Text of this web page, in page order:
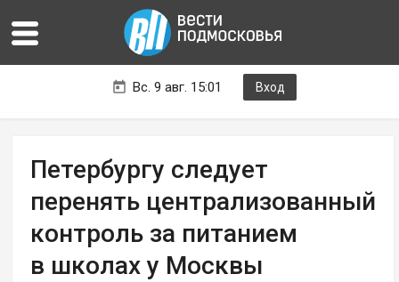
Вс. 9 авг. 15:01 Вход
Петербургу следует
перенять централизованный
контроль за питанием
в школах у Москвы